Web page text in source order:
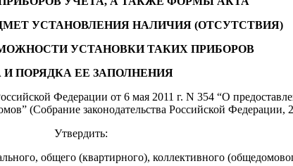
УСТАНОВЛЕНИЯ НАЛИЧИЯ (ОТСУТСТВИЯ)
УСТАНОВКИ ТАКИХ ПРИБОРОВ
И ПОРЯДКА ЕЕ ЗАПОЛНЕНИЯ
Федерации от 6 мая 2011 г. N 354 “О
(Собрание законодательства Российской Федерации,
Утвердить:
общего (квартирного), коллективного